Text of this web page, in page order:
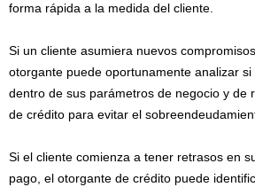
forma rápida a la medida del cliente.
Si un cliente asumiera nuevos
otorgante puede oportunamente analizar
dentro de sus parámetros de negocio y de
de crédito para evitar el
Si el cliente comienza a tener retrasos en
pago, el otorgante de crédito puede